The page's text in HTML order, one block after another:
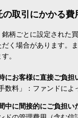
の取引にかかる費
銘柄ごとに設定された
だく場合があります。
。
にお客様に直接ご負担
数料」：ファンドに
中に間接的にご負担い